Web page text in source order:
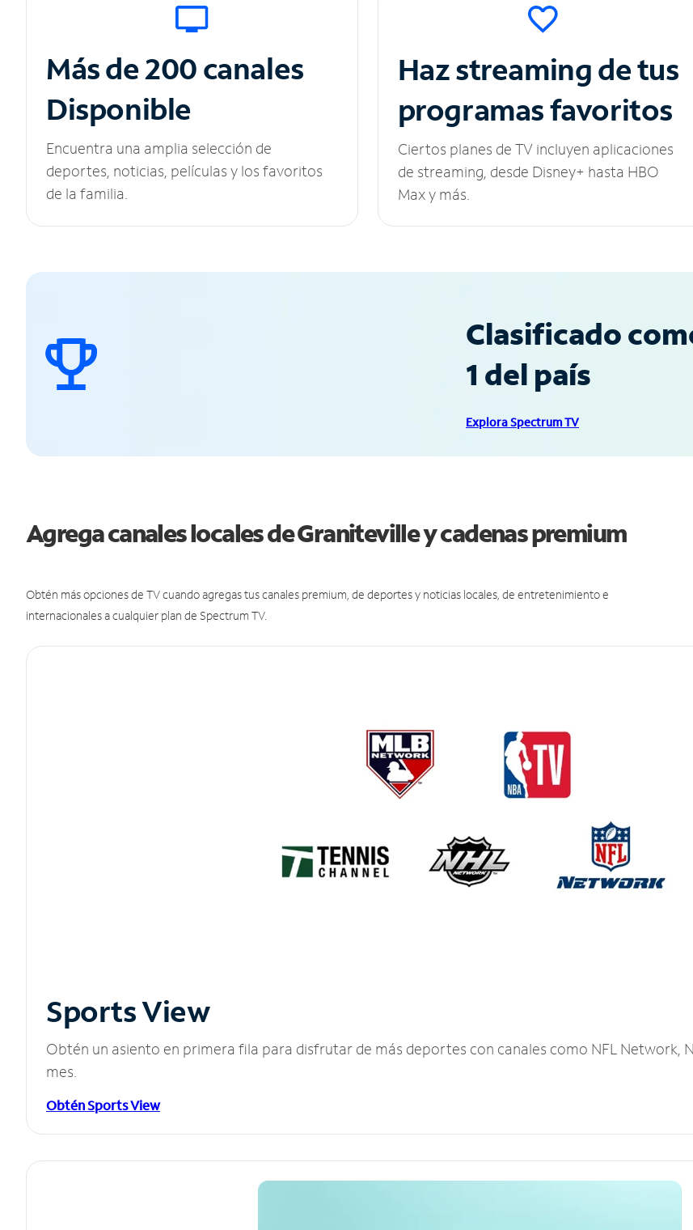
Más de 200 canales
Disponible
Encuentra una amplia selección de
deportes, noticias, películas y los favoritos
de la familia.
Haz streaming de tus
programas favoritos
Ciertos planes de TV incluyen aplicaciones
de streaming, desde Disney+ hasta HBO
Max y más.
Clasificado
1 del país
Explora Spectrum TV
Agrega canales locales de Graniteville y cadenas premium
Obtén más opciones de TV cuando agregas tus canales premium, de deportes y noticias locales, de entretenimiento e
internacionales a cualquier plan de Spectrum TV.
Sports View
Obtén un asiento en primera fila para disfrutar de más deportes con canales como NFL Network,
mes.
Obtén Sports View